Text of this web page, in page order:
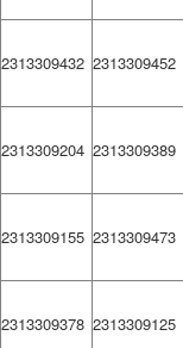
2313309432 2313309452
2313309204 2313309389
2313309155 2313309473
2313309378 2313309125